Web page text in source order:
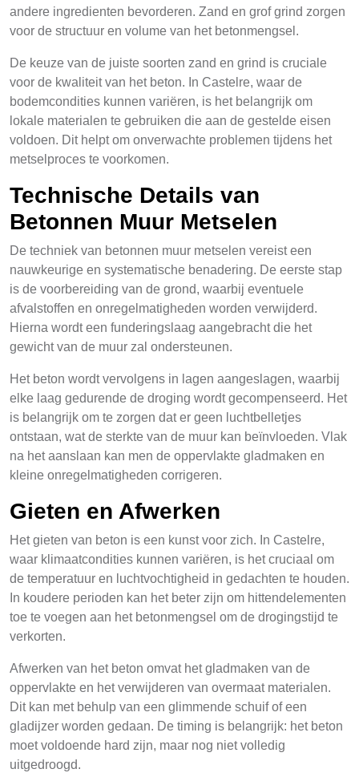
andere ingredienten bevorderen. Zand en grof grind zorgen
voor de structuur en volume van het betonmengsel.
De keuze van de juiste soorten zand en grind is cruciale
voor de kwaliteit van het beton. In Castelre, waar de
bodemcondities kunnen variëren, is het belangrijk om
lokale materialen te gebruiken die aan de gestelde eisen
voldoen. Dit helpt om onverwachte problemen tijdens het
metselproces te voorkomen.
Technische Details van
Betonnen Muur Metselen
De techniek van betonnen muur metselen vereist een
nauwkeurige en systematische benadering. De eerste stap
is de voorbereiding van de grond, waarbij eventuele
afvalstoffen en onregelmatigheden worden verwijderd.
Hierna wordt een funderingslaag aangebracht die het
gewicht van de muur zal ondersteunen.
Het beton wordt vervolgens in lagen aangeslagen, waarbij
elke laag gedurende de droging wordt gecompenseerd. Het
is belangrijk om te zorgen dat er geen luchtbelletjes
ontstaan, wat de sterkte van de muur kan beïnvloeden. Vlak
na het aanslaan kan men de oppervlakte gladmaken en
kleine onregelmatigheden corrigeren.
Gieten en Afwerken
Het gieten van beton is een kunst voor zich. In Castelre,
waar klimaatcondities kunnen variëren, is het cruciaal om
de temperatuur en luchtvochtigheid in gedachten te houden.
In koudere perioden kan het beter zijn om hittendelementen
toe te voegen aan het betonmengsel om de drogingstijd te
verkorten.
Afwerken van het beton omvat het gladmaken van de
oppervlakte en het verwijderen van overmaat materialen.
Dit kan met behulp van een glimmende schuif of een
gladijzer worden gedaan. De timing is belangrijk: het beton
moet voldoende hard zijn, maar nog niet volledig
uitgedroogd.